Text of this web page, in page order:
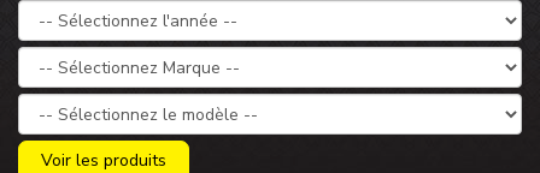
Voir les produits